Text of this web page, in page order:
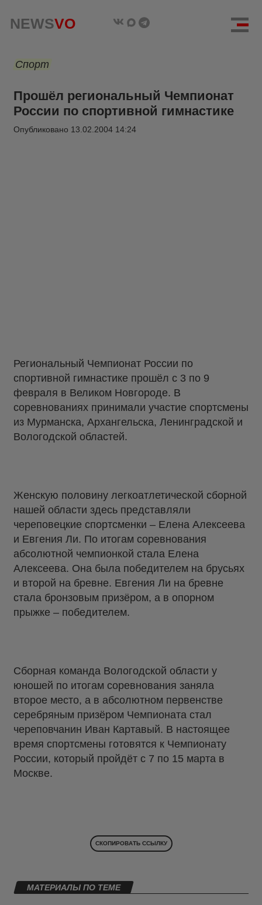
NEWSVO
Спорт
Прошёл региональный Чемпионат
России по спортивной гимнастике
Опубликовано 13.02.2004 14:24
Региональный Чемпионат России по
спортивной гимнастике прошёл с 3 по 9
февраля в Великом Новгороде. В
соревнованиях принимали участие спортсмены
из Мурманска, Архангельска, Ленинградской и
Вологодской областей.
Женскую половину легкоатлетической сборной
нашей области здесь представляли
череповецкие спортсменки – Елена Алексеева
и Евгения Ли. По итогам соревнования
абсолютной чемпионкой стала Елена
Алексеева. Она была победителем на брусьях
и второй на бревне. Евгения Ли на бревне
стала бронзовым призёром, а в опорном
прыжке – победителем.
Сборная команда Вологодской области у
юношей по итогам соревнования заняла
второе место, а в абсолютном первенстве
серебряным призёром Чемпионата стал
череповчанин Иван Картавый. В настоящее
время спортсмены готовятся к Чемпионату
России, который пройдёт с 7 по 15 марта в
Москве.
СКОПИРОВАТЬ ССЫЛКУ
МАТЕРИАЛЫ ПО ТЕМЕ